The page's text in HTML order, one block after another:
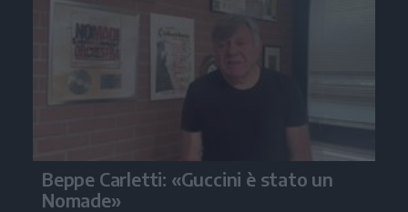
Beppe Carletti: «Guccini è stato un
Nomade»